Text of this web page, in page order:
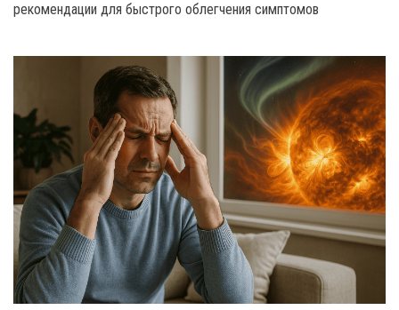
рекомендации для быстрого облегчения симптомов